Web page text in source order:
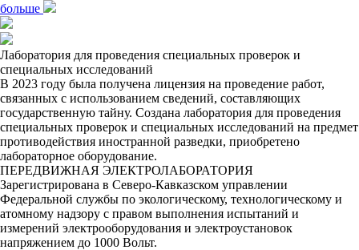
больше
Лаборатория для проведения специальных проверок и
специальных исследований
В 2023 году была получена лицензия на проведение работ,
связанных с использованием сведений, составляющих
государственную тайну. Создана лаборатория для проведения
специальных проверок и специальных исследований на предмет
противодействия иностранной разведки, приобретено
лабораторное оборудование.
ПЕРЕДВИЖНАЯ ЭЛЕКТРОЛАБОРАТОРИЯ
Зарегистрирована в Северо-Кавказском управлении
Федеральной службы по экологическому, технологическому и
атомному надзору с правом выполнения испытаний и
измерений электрооборудования и электроустановок
напряжением до 1000 Вольт.